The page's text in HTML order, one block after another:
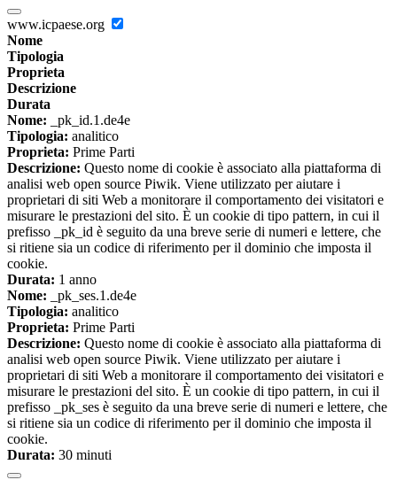
www.icpaese.org
Nome
Tipologia
Proprieta
Descrizione
Durata
Nome: _pk_id.1.de4e
Tipologia: analitico
Proprieta: Prime Parti
Descrizione: Questo nome di cookie è associato alla piattaforma di
analisi web open source Piwik. Viene utilizzato per aiutare i
proprietari di siti Web a monitorare il comportamento dei visitatori e
misurare le prestazioni del sito. È un cookie di tipo pattern, in cui il
prefisso _pk_id è seguito da una breve serie di numeri e lettere, che
si ritiene sia un codice di riferimento per il dominio che imposta il
cookie.
Durata: 1 anno
Nome: _pk_ses.1.de4e
Tipologia: analitico
Proprieta: Prime Parti
Descrizione: Questo nome di cookie è associato alla piattaforma di
analisi web open source Piwik. Viene utilizzato per aiutare i
proprietari di siti Web a monitorare il comportamento dei visitatori e
misurare le prestazioni del sito. È un cookie di tipo pattern, in cui il
prefisso _pk_ses è seguito da una breve serie di numeri e lettere, che
si ritiene sia un codice di riferimento per il dominio che imposta il
cookie.
Durata: 30 minuti